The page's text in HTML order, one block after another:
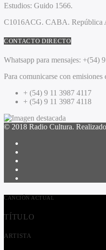
Estudios: Guido 1566.
C1016ACG. CABA. República
CONTACTO DIRECTO
Whatsapp para mensajes: +(54)
Para comunicarse con
+ (54) 9 11 3987 4117
+ (54) 9 11 3987 4118
© 2018 Radio Cultura.
CANCIÓN ACTUAL
TÍTULO
ARTISTA